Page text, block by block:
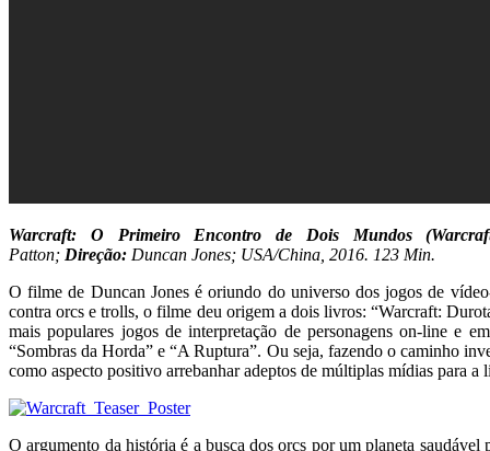
Warcraft: O Primeiro Encontro de Dois Mundos
Patton; Direção: Duncan Jones; USA/China, 2016. 123 Min.
O filme de Duncan Jones é oriundo do universo dos jogos de
contra orcs e trolls, o filme deu origem a dois livros: “Warcraft:
mais populares jogos de interpretação de personagens on-line e
“Sombras da Horda” e “A Ruptura”. Ou seja, fazendo o caminho
como aspecto positivo arrebanhar adeptos de múltiplas mídias para a
O argumento da história é a busca dos orcs por um planeta